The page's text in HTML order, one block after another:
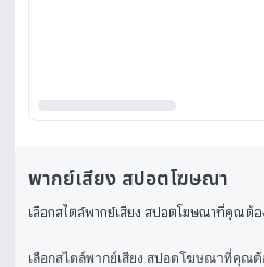
พากย์เสียง สปอตโฆษณา
เลือกสไตล์พากย์เสียง สปอตโฆษณาที่คุณต้
เลือกสไตล์พากย์เสียง สปอตโฆษณาที่คุณต้